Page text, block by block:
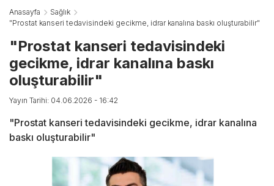
Anasayfa
Sağlık
"Prostat kanseri tedavisindeki gecikme, idrar kanalına baskı oluşturabilir"
"Prostat kanseri tedavisindeki
gecikme, idrar kanalına baskı
oluşturabilir"
Yayın Tarihi: 04.06.2026 - 16:42
"Prostat kanseri tedavisindeki gecikme, idrar kanalına
baskı oluşturabilir"